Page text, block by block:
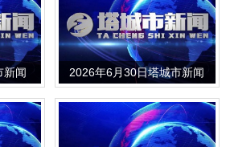
新闻 2026年6月30日塔城市新闻